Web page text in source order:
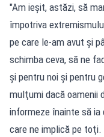
"Am ieşit, astăzi, să
împotriva
pe care le-am avut şi
schimba ceva, să ne
şi pentru noi şi pentru
mulţumi dacă oamenii
informeze înainte să
care ne implică pe